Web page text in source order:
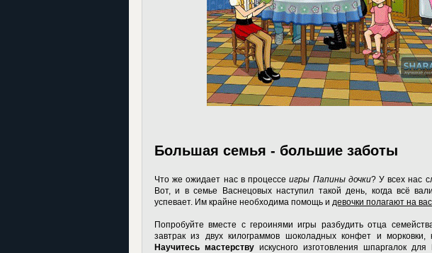
Большая семья - большие заботы
Что же ожидает нас в процессеигры Папины дочки? У всех нас
Вот, и в семье Васнецовых наступил такой день, когда всё
успевает. Им крайне необходима помощь и девочки полагают на
Попробуйте вместе с героинями игры разбудить отца
завтрак из двух килограммов шоколадных конфет и
Научитесь мастерству искусного изготовления шпаргалок